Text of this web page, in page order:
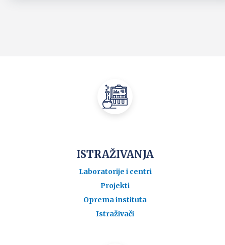
ISTRAŽIVANJA
Laboratorije i centri
Projekti
Oprema instituta
Istraživači